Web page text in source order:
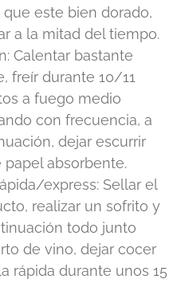
que este bien dorado,
a la mitad del tiempo.
Calentar bastante
freír durante 10/11
a fuego medio
con frecuencia, a
dejar escurrir
papel absorbente.
express: Sellar el
realizar un sofrito y
todo junto
de vino, dejar cocer
rápida durante unos 15